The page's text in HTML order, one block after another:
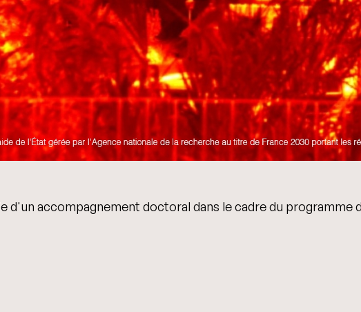
d'un accompagnement doctoral dans le cadre du programme